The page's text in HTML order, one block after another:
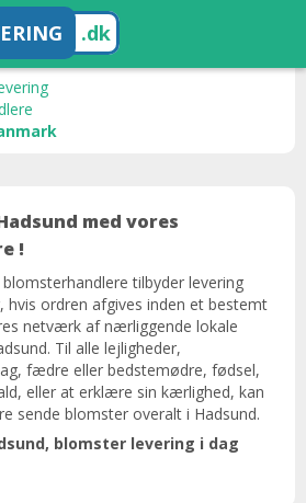
.dk
med vores
!
tilbyder levering
hvis ordren afgives inden et bestemt
netværk af nærliggende lokale
Til alle lejligheder,
fædre eller bedstemødre, fødsel,
eller at erklære sin kærlighed, kan
sende blomster overalt i Hadsund.
blomster levering i dag